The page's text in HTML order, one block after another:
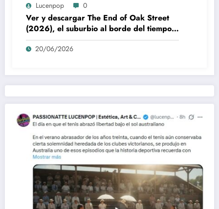
Lucenpop 0
Ver y descargar The End of Oak Street
(2026), el suburbio al borde del tiempo:
la poética visual de The End of Oak
Street
20/06/2026